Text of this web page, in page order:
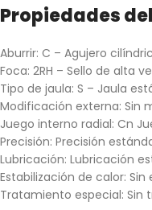
Propiedades
Aburrir: C – Agujero
Foca: 2RH – Sello de alta
Tipo de jaula: S – Jaula
Modificación externa: Sin
Juego interno radial: Cn
Precisión: Precisión
Lubricación: Lubricación
Estabilización de calor: Sin
Tratamiento especial: Sin